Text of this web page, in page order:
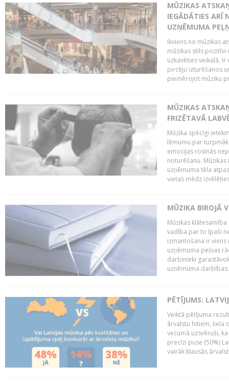
MŪZIKAS
IEGĀDĀTIES ARĪ
UZŅĒMUMA
Ikviens no mūzikas
mūzikas stils pozitīvi
uzkavēties veikalā.
pircēju izturēšanos
piemērojot mūziku
MŪZIKAS
FRIZĒTAVĀ
Mūzika spēcīgi
lēmumu par
emocijas rosinās
noturēšanu.
uzņēmuma tēla
vietas mēdz
MŪZIKA BIROJĀ
Mūzikas
vadība par to īpaši
izmantošana ir
uzņēmuma peļņas
darbinieki
uzņēmuma
PĒTĪJUMS:
Veiktā pētījuma
ārvalstu hitiem, liela
vecumā uzsvēruši,
precīzi puse (50%)
vairāk klausās